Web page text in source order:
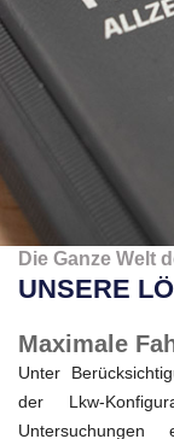
Die Ganze Welt
UNSERE
Maximale
Unter
der Lkw-